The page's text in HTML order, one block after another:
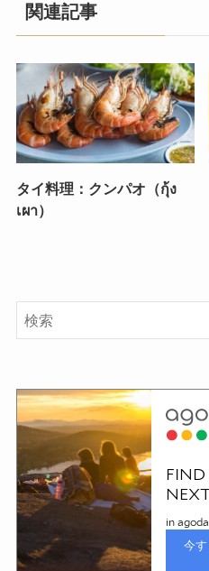
関連記事
タイ料理：クンパオ（กุ้ง
เผา）